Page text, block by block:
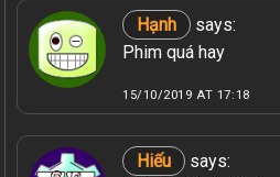
Hạnh
says:
Phim quá hay
15/10/2019 AT 17:18
Hiếu
says: